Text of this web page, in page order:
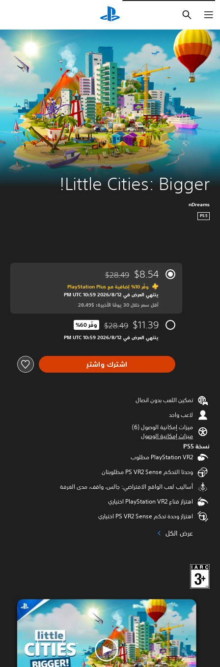
Little Cities: Bigger!
nDreams
PS5
$8.54 مخصوم من السعر الأصلي البالغ $28.49‏
$28.49
وفّر 10% إضافية مع PlayStation Plus‏
ينتهي العرض في 12‏/8‏/2026 10:59 PM UTC‏
أقل سعر خلال 30 يومًا الأخيرة: $28.49‏
$11.39 مخصوم من السعر الأصلي البالغ $28.49‏
$28.49 وفّر 60%‏
ينتهي العرض في 12‏/8‏/2026 10:59 PM UTC‏
اشترك واشترِ
تمكين اللعب بدون اتصال
لاعب واحد
ميزات إمكانية الوصول (6)‏
ميزات إمكانية الوصول
نسخة PS5‏
وحدتا التحكم PS VR2 Sense مطلوبتان
‫أساليب لعب الواقع الافتراضي: جالس، واقف، مدى الغرفة
اهتزاز قناع PlayStation VR2 اختياري
اهتزاز وحدة تحكم PS VR2 Sense اختياري
عرض الكل